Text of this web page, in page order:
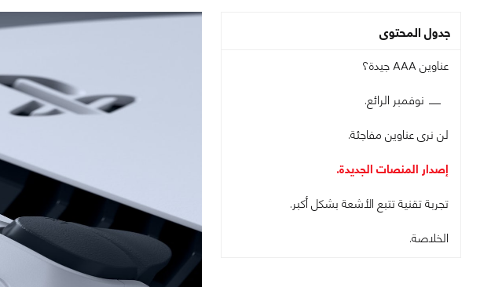
جدول المحتوى
عناوين AAA جيدة؟
نوفمبر الرائع.
لن نرى عناوين مفاجئة.
إصدار المنصات الجديدة.
تجربة تقنية تتبع الأشعة بشكل أكبر.
الخلاصة.